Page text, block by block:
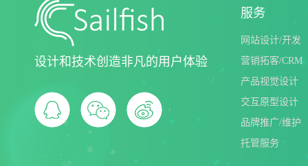
设计和技术创造非凡的用户体验
服务
网站设计/开发
营销拓客/CRM
产品视觉设计
交互原型设计
品牌推广/维护
托管服务